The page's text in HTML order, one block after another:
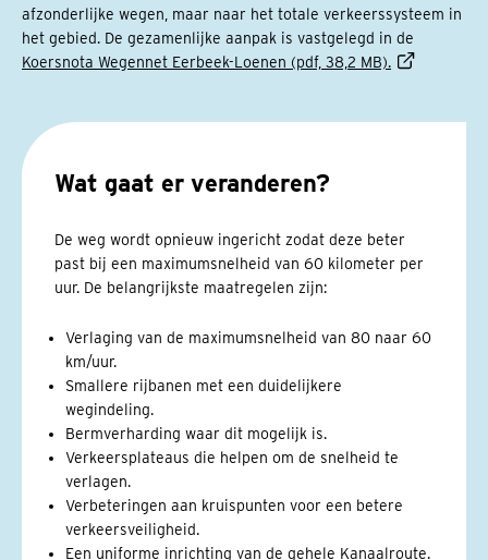
afzonderlijke wegen, maar naar het totale verkeerssysteem in
het gebied. De gezamenlijke aanpak is vastgelegd in de
Koersnota Wegennet Eerbeek-Loenen (pdf, 38,2 MB).
Wat gaat er veranderen?
De weg wordt opnieuw ingericht zodat deze beter
past bij een maximumsnelheid van 60 kilometer per
uur. De belangrijkste maatregelen zijn:
Verlaging van de maximumsnelheid van 80 naar 60
km/uur.
Smallere rijbanen met een duidelijkere
wegindeling.
Bermverharding waar dit mogelijk is.
Verkeersplateaus die helpen om de snelheid te
verlagen.
Verbeteringen aan kruispunten voor een betere
verkeersveiligheid.
Een uniforme inrichting van de gehele Kanaalroute.